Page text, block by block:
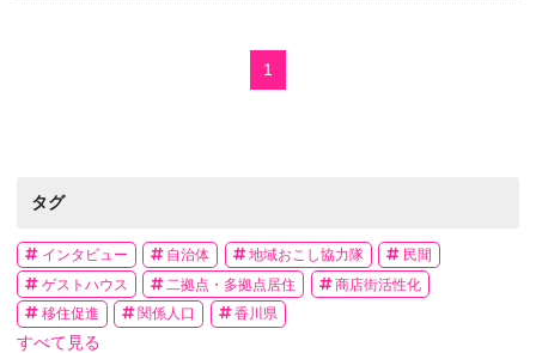
1
タグ
インタビュー 自治体 地域おこし協力隊
民間
ゲストハウス
二拠点・多拠点居住
商店街活性化
移住促進
関係人口 香川県
すべて見る